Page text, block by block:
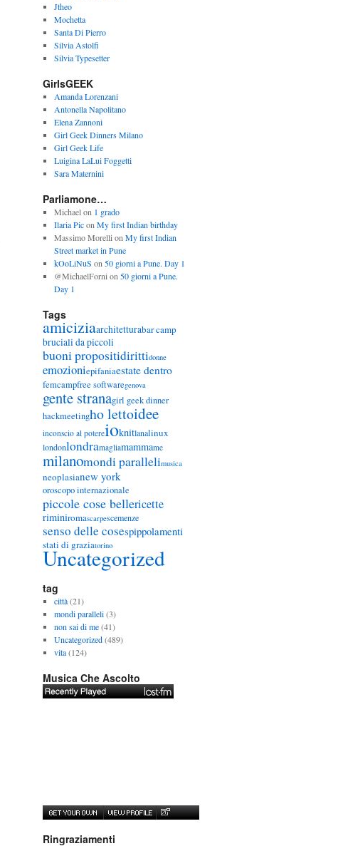
Jtheo
Mochetta
Santa Di Pierro
Silvia Astolfi
Silvia Typesetter
GirlsGEEK
Amanda Lorenzani
Antonella Napolitano
Elena Zannoni
Girl Geek Dinners Milano
Girl Geek Life
Luigina LaLui Foggetti
Sara Maternini
Parliamone…
Michaelon 1 grado
Ilaria Picon My first Indian birthday
Massimo Morelli on My first Indian
Street market in Pune
kOoLiNuS on 50 giorni a Pune. Day 1
@MichaelForni on 50 giorni a Pune.
Day 1
Tags
amiciziaarchitetturabar camp
bruciali da piccoli
buoni propositidirittidonne
emozioniepifaniaestate dentro
femcampfree softwaregenova
gente stranagirl geek dinner
hackmeetingho lettoidee
inconscio al potereioknitlanalinux
londonlondramagliamammame
milanomondi parallelimusica
neoplasianew york
oroscopo internazionale
piccole cose bellericette
riminiromascarpescemenze
senso delle cosespippolamenti
stati di graziatorino
Uncategorized
tag
città(21)
mondi paralleli(3)
non sai di me(41)
Uncategorized(489)
vita(124)
Musica Che Ascolto
Ringraziamenti